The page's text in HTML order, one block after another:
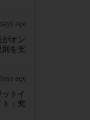
ago
オン
を支
ago
トイ
ト：究